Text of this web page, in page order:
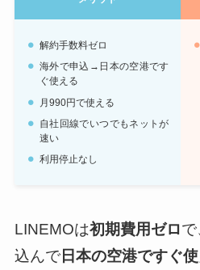
解約手数料ゼロ
海外で申込→日本の空港です
ぐ使える
月990円で使える
自社回線でいつでもネットが
速い
利用停止なし
LINEMOは初期費用ゼロ
込んで日本の空港ですぐ